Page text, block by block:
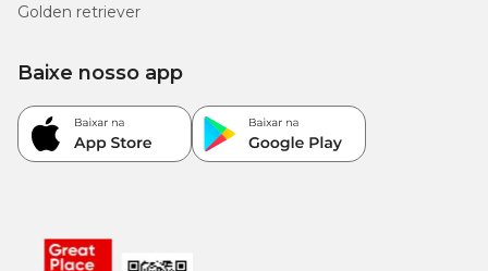
Golden retriever
Baixe nosso app